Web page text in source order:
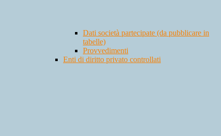
Dati società partecipate (da pubblicare in
tabelle)
Provvedimenti
Enti di diritto privato controllati